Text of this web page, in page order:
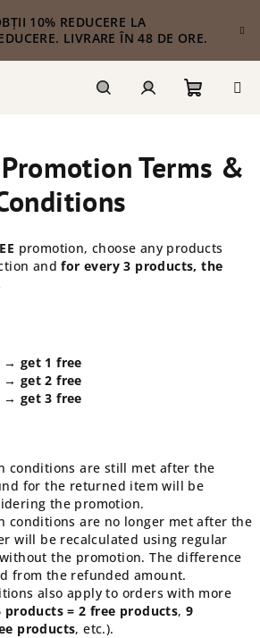
10% REDUCERE LA
LIVRARE ÎN 48 DE ORE.
de
Promotion Terms &
promotion, choose any products
andfor every 3 products, the
→ get 1 free
→ get 2 free
→ get 3 free
conditions are still met after the
for the returned item will be
the promotion.
conditions are no longer met after the
will be recalculated using regular
the promotion. The difference
from the refunded amount.
also apply to orders with more
products = 2 free products,9
products, etc.).